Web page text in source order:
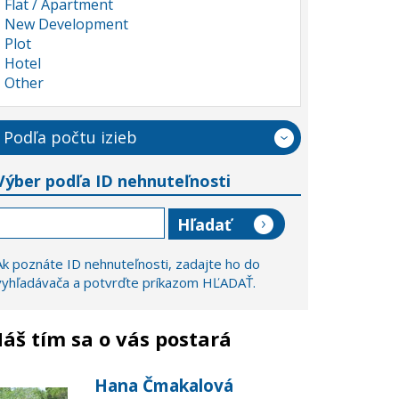
Flat / Apartment
New Development
Plot
Hotel
Other
Podľa počtu izieb
podľa ID nehnuteľnosti
poznáte ID nehnuteľnosti, zadajte ho do
a potvrďte príkazom HĽADAŤ.
tím sa o vás postará
Hana Čmakalová